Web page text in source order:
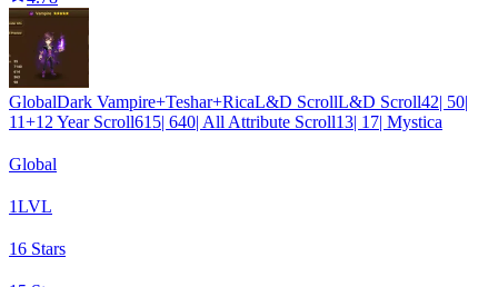
GlobalDark Vampire+Teshar+RicaL&D ScrollL&D Scroll42| 50|
11+12 Year Scroll615| 640| All Attribute Scroll13| 17| Mystica
Global
1LVL
16 Stars